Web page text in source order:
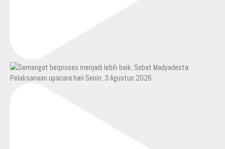
Pelaksanaan upacara hari Senin, 3 Agustus 2026.